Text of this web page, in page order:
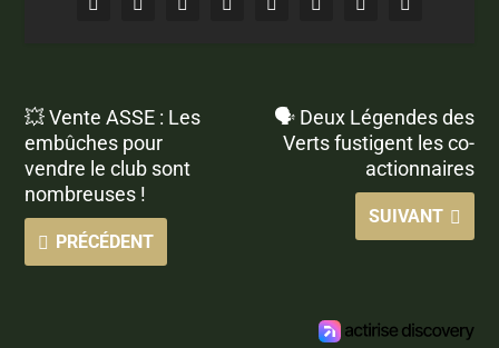
💥 Vente ASSE : Les
embûches pour
vendre le club sont
nombreuses !
PRÉCÉDENT
🗣 Deux Légendes des
Verts fustigent les co-
actionnaires
SUIVANT